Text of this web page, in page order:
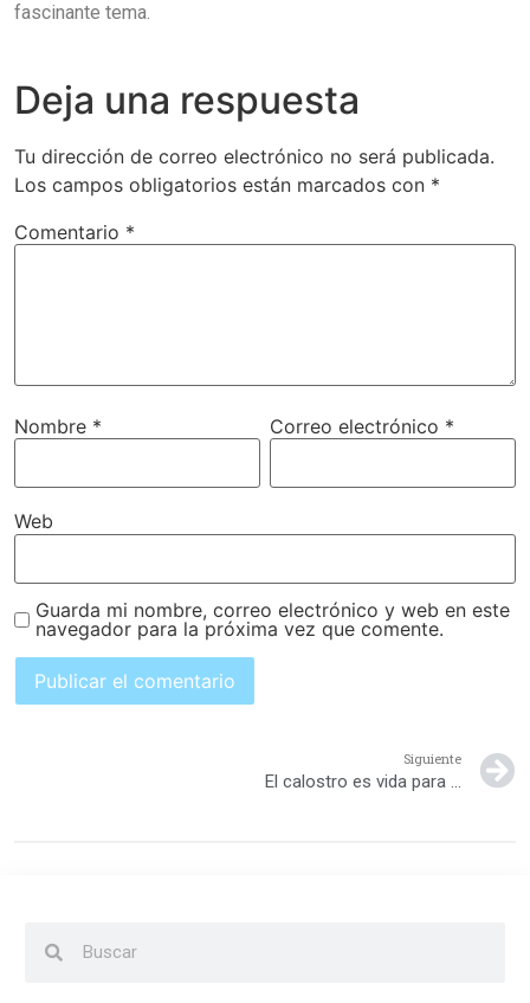
fascinante tema.
Deja una respuesta
Tu dirección de correo electrónico no será publicada.
Los campos obligatorios están marcados con *
Comentario *
Nombre * Correo electrónico *
Web
Guarda mi nombre, correo electrónico y web en este
navegador para la próxima vez que comente.
Siguiente
El calostro es vida para tu hijo